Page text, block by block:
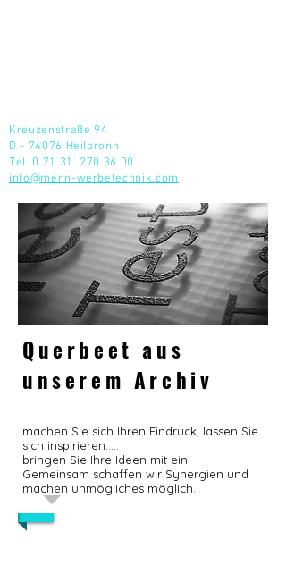
Kreuzenstraße 94
D - 74076 Heilbronn​
Tel. 0 71 31. 270 36 00
info@menn-werbetechnik.com
Querbeet aus
unserem Archiv
machen Sie sich Ihren Eindruck, lassen Sie
sich inspirieren.....
bringen Sie Ihre Ideen mit ein.
Gemeinsam schaffen wir Synergien und
machen unmögliches möglich.